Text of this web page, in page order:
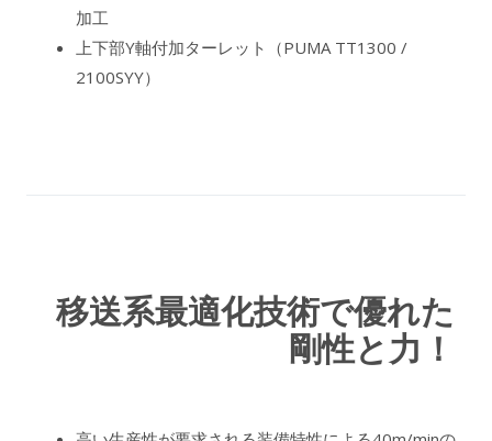
加工
上下部Y軸付加ターレット（PUMA TT1300 /
2100SYY）
移送系最適化技術で優れた
剛性と力！